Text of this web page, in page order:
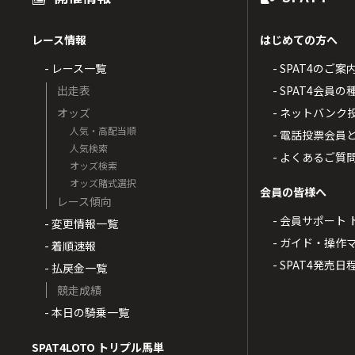
レース情報
- レース一覧
出走表
オッズ
人気・高配当順
人気検索
オッズ検索
オッズ賭式選択
レース傾向
- 変更情報一覧
- 着順速報
- 払戻金一覧
競走成績
- 本日の騎乗一覧
SPAT4LOTO トリプル馬単
はじめての方へ
- SPAT4のご案
- SPAT4会員の
- ネットバンク
- 電話投票会員
- よくあるご質
会員の皆様へ
- 会員サポート
- ガイド・操作
- SPAT4発売日